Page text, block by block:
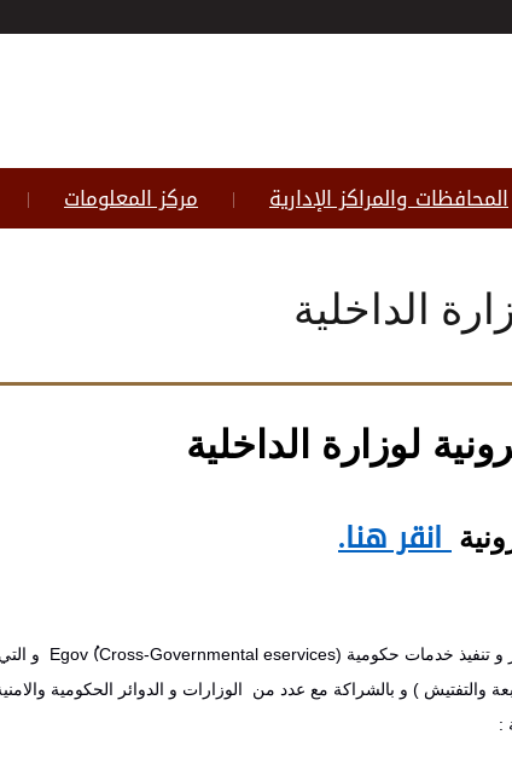
المحافظات والمراكز الإدارية | مركز المعلومات |
الداخلية
لوزارة الداخلية
انقر هنا.
و تنفيذ خدمات حكومية (Cross-Governmental eservices)ُ Egov و
والتفتيش ) و بالشراكة مع عدد من الوزارات و الدوائر الحكومية
: